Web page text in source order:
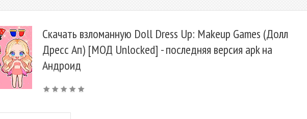
Скачать взломанную Doll Dress Up: Makeup Games (Долл
Дресс Ап) [МОД Unlocked] - последняя версия apk на
Андроид